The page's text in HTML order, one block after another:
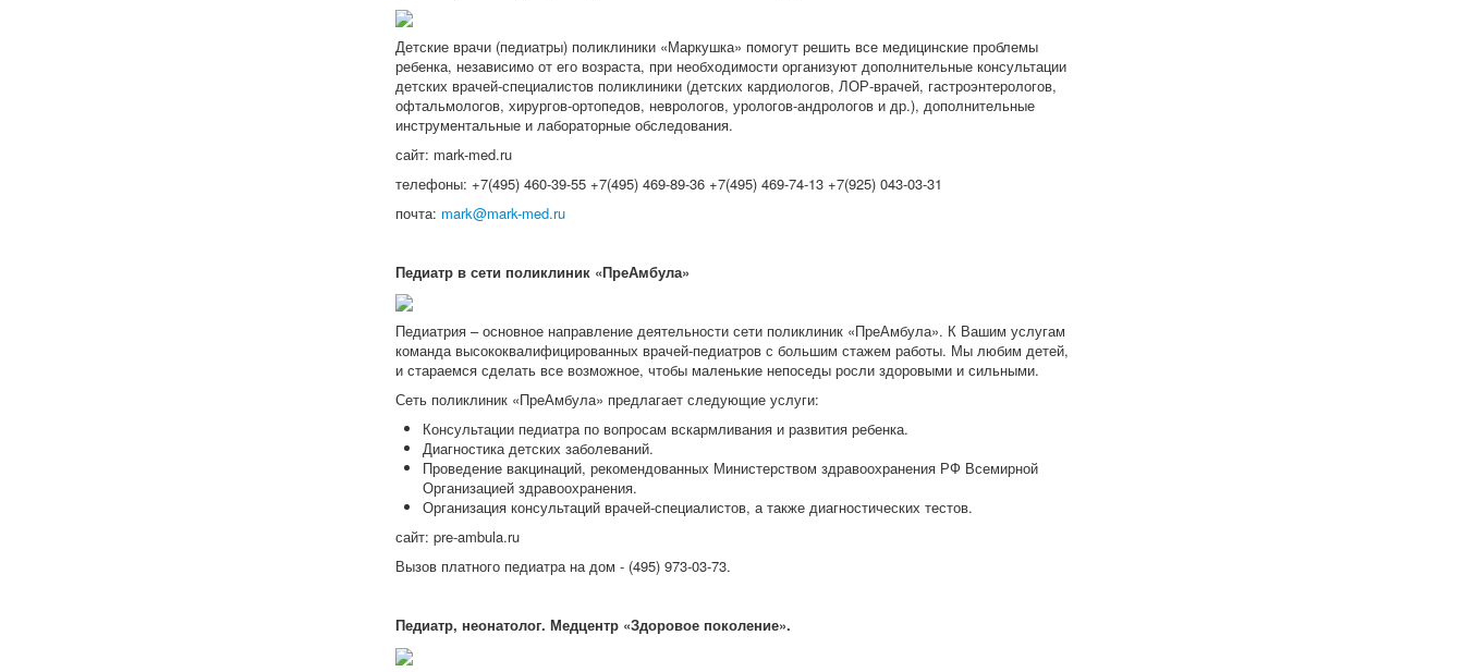
Детские врачи (педиатры) поликлиники «Маркушка» помогут решить все медицинские проблемы
ребенка, независимо от его возраста, при необходимости организуют дополнительные консультации
детских врачей-специалистов поликлиники (детских кардиологов, ЛОР-врачей, гастроэнтерологов,
офтальмологов, хирургов-ортопедов, неврологов, урологов-андрологов и др.), дополнительные
инструментальные и лабораторные обследования.
сайт: mark-med.ru
телефоны: +7(495) 460-39-55 +7(495) 469-89-36 +7(495) 469-74-13 +7(925) 043-03-31
почта: mark@mark-med.ru
Педиатр в сети поликлиник «ПреАмбула»
Педиатрия – основное направление деятельности сети поликлиник «ПреАмбула». К Вашим услугам
команда высококвалифицированных врачей-педиатров с большим стажем работы. Мы любим детей,
и стараемся сделать все возможное, чтобы маленькие непоседы росли здоровыми и сильными.
Сеть поликлиник «ПреАмбула» предлагает следующие услуги:
Консультации педиатра по вопросам вскармливания и развития ребенка.
Диагностика детских заболеваний.
Проведение вакцинаций, рекомендованных Министерством здравоохранения РФ Всемирной
Организацией здравоохранения.
Организация консультаций врачей-специалистов, а также диагностических тестов.
сайт: pre-ambula.ru
Вызов платного педиатра на дом - (495) 973-03-73.
Педиатр, неонатолог. Медцентр «Здоровое поколение».